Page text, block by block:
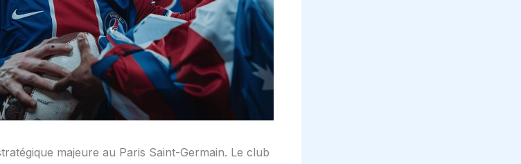
majeure au Paris Saint-Germain. Le club